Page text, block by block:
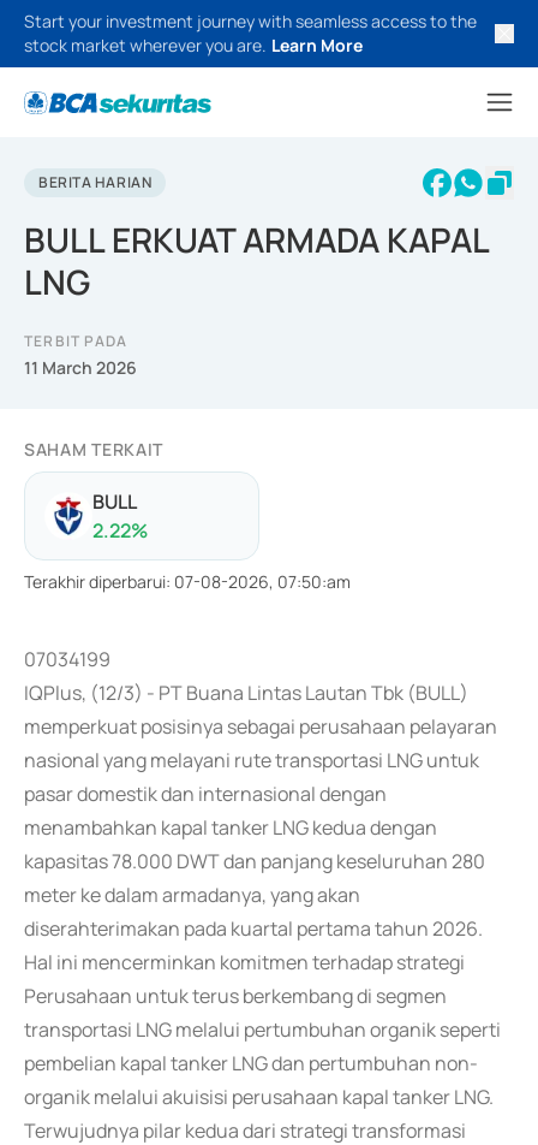
Start your investment journey with seamless access to the
stock market wherever you are. Learn More
BERITA HARIAN
BULL ERKUAT ARMADA KAPAL
LNG
TERBIT PADA
11 March 2026
SAHAM TERKAIT
BULL
2.22%
Terakhir diperbarui: 07-08-2026, 07:50:am
07034199
IQPlus, (12/3) - PT Buana Lintas Lautan Tbk (BULL)
memperkuat posisinya sebagai perusahaan pelayaran
nasional yang melayani rute transportasi LNG untuk
pasar domestik dan internasional dengan
menambahkan kapal tanker LNG kedua dengan
kapasitas 78.000 DWT dan panjang keseluruhan 280
meter ke dalam armadanya, yang akan
diserahterimakan pada kuartal pertama tahun 2026.
Hal ini mencerminkan komitmen terhadap strategi
Perusahaan untuk terus berkembang di segmen
transportasi LNG melalui pertumbuhan organik seperti
pembelian kapal tanker LNG dan pertumbuhan non-
organik melalui akuisisi perusahaan kapal tanker LNG.
Terwujudnya pilar kedua dari strategi transformasi